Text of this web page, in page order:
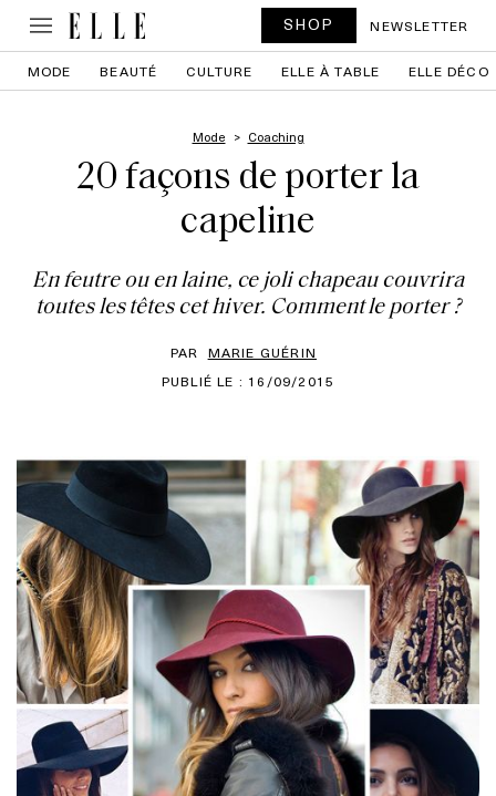
SHOP NEWSLETTER
MODE BEAUTÉ CULTURE ELLE À TABLE ELLE DÉCO
Mode Coaching
20 façons de porter la
capeline
En feutre ou en laine, ce joli chapeau couvrira
toutes les têtes cet hiver. Comment le porter ?
PAR MARIE GUÉRIN
PUBLIÉ LE : 16/09/2015